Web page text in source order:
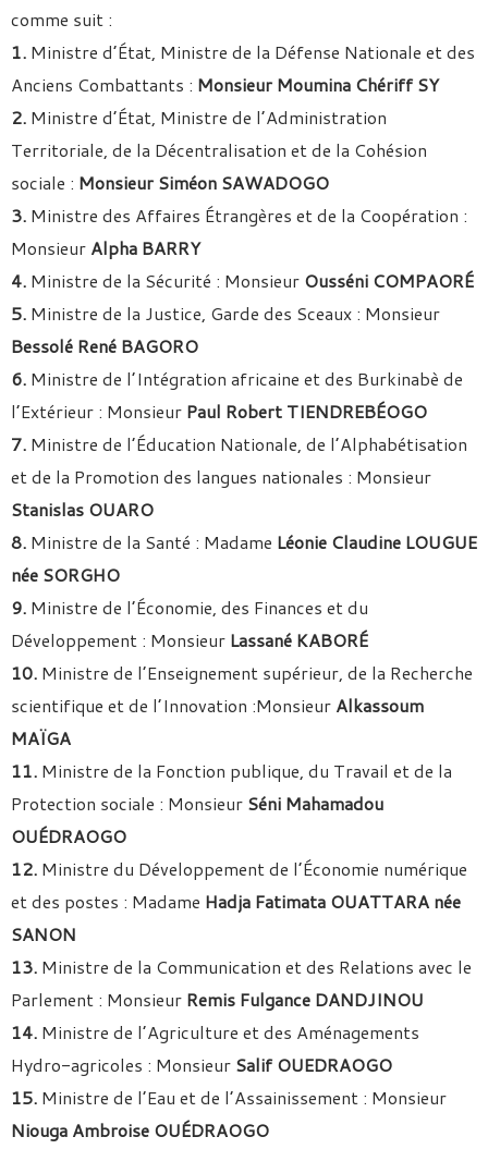
comme suit :
1. Ministre d’État, Ministre de la Défense Nationale et des
Anciens Combattants : Monsieur Moumina Chériff SY
2. Ministre d’État, Ministre de l’Administration
Territoriale, de la Décentralisation et de la Cohésion
sociale : Monsieur Siméon SAWADOGO
3. Ministre des Affaires Étrangères et de la Coopération :
Monsieur Alpha BARRY
4. Ministre de la Sécurité : Monsieur Ousséni COMPAORÉ
5. Ministre de la Justice, Garde des Sceaux : Monsieur
Bessolé René BAGORO
6. Ministre de l’Intégration africaine et des Burkinabè de
l’Extérieur : Monsieur Paul Robert TIENDREBÉOGO
7. Ministre de l’Éducation Nationale, de l’Alphabétisation
et de la Promotion des langues nationales : Monsieur
Stanislas OUARO
8. Ministre de la Santé : Madame Léonie Claudine LOUGUE
née SORGHO
9. Ministre de l’Économie, des Finances et du
Développement : Monsieur Lassané KABORÉ
10. Ministre de l’Enseignement supérieur, de la Recherche
scientifique et de l’Innovation :Monsieur Alkassoum
MAÏGA
11. Ministre de la Fonction publique, du Travail et de la
Protection sociale : Monsieur Séni Mahamadou
OUÉDRAOGO
12. Ministre du Développement de l’Économie numérique
et des postes : Madame Hadja Fatimata OUATTARA née
SANON
13. Ministre de la Communication et des Relations avec le
Parlement : Monsieur Remis Fulgance DANDJINOU
14. Ministre de l’Agriculture et des Aménagements
Hydro-agricoles : Monsieur Salif OUEDRAOGO
15. Ministre de l’Eau et de l’Assainissement : Monsieur
Niouga Ambroise OUÉDRAOGO